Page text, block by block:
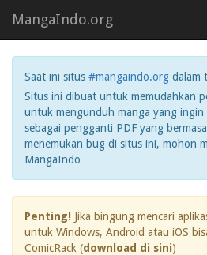
MangaIndo.org
Saat ini situs #mangaindo.org dalam
Situs ini dibuat untuk memudahkan
untuk mengunduh manga yang ingin
sebagai pengganti PDF yang
menemukan bug di situs ini, mohon
MangaIndo
Penting! Jika bingung mencari
untuk Windows, Android atau iOS
ComicRack (download di sini)